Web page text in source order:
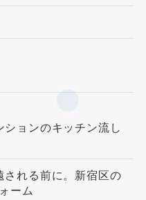
ョンのキッチン流し
される前に。新宿区の
ーム